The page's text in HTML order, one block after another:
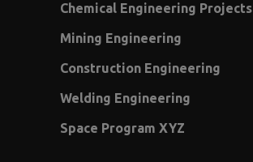
Chemical Engineering Projects
Mining Engineering
Construction Engineering
Welding Engineering
Space Program XYZ